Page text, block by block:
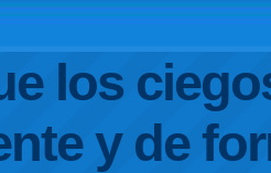
los
y de